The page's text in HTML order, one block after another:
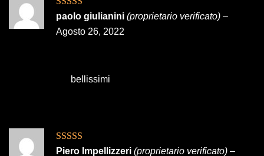
Valutato5su
5
paolo giulianini (proprietario verificato) –
Agosto 26, 2022
bellissimi
Valutato5su
Piero Impellizzeri (proprietario verificato) –